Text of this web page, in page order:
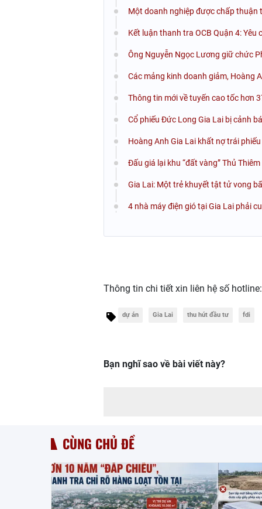
Một doanh nghiệp được chấp thuận
Kết luận thanh tra OCB Quận 4:
Ông Nguyễn Ngọc Lương giữ chức
Các mảng kinh doanh giảm, Hoàng
Thông tin mới về tuyến cao tốc hơn
Cổ phiếu Đức Long Gia Lai bị cảnh
Hoàng Anh Gia Lai khất nợ trái
Đấu giá lại khu “đất vàng” Thủ Thiêm
Gia Lai: Một trẻ khuyết tật tử vong
4 nhà máy điện gió tại Gia Lai phải
Thông tin chi tiết xin liên hệ số
dự án Gia Lai thu hút đầu tư fdi
Bạn nghĩ sao về bài viết này?
CÙNG CHỦ ĐỀ